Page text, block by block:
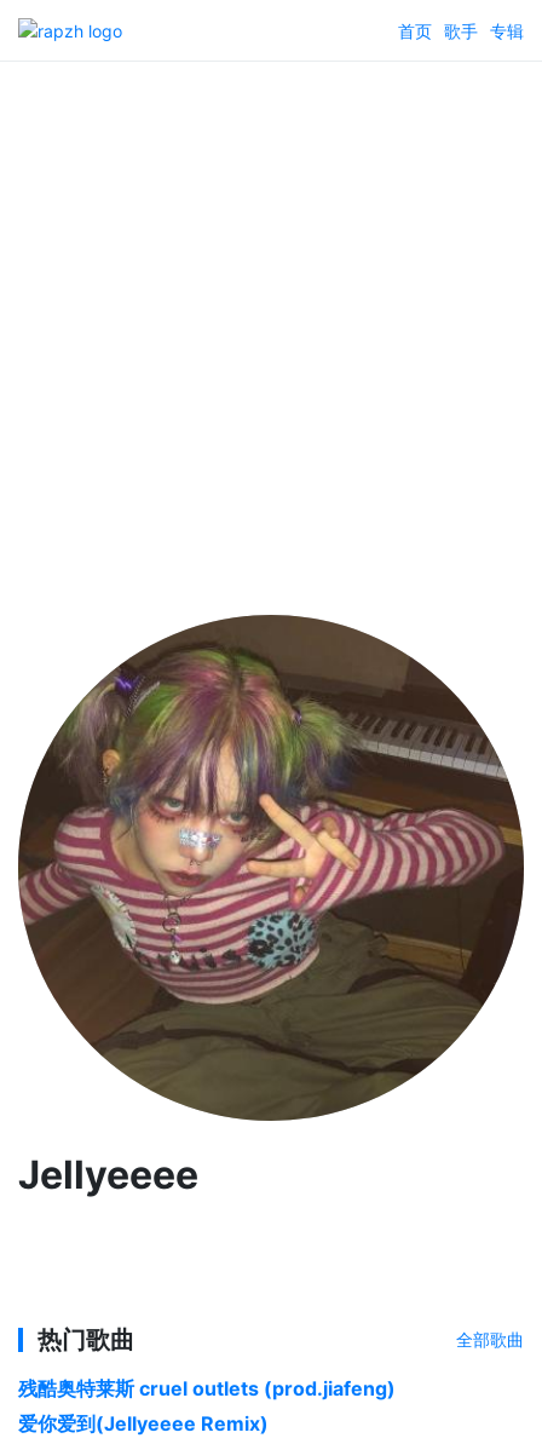
首页 歌手 专辑
Jellyeeee
热门歌曲 全部歌曲
残酷奥特莱斯 cruel outlets (prod.jiafeng)
爱你爱到(Jellyeeee Remix)